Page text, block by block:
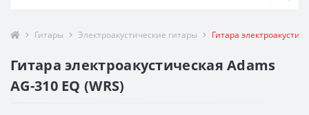
Гитары Электроакустические гитары Гитара
Гитара электроакустическая Adams
AG-310 EQ (WRS)